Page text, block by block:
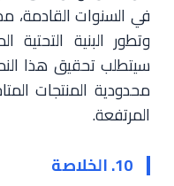
في السنوات القادمة،
وتطور البنية التحتية
سيتطلب تحقيق هذا
محدودية المنتجات
المرتفعة.
10. الخلاصة